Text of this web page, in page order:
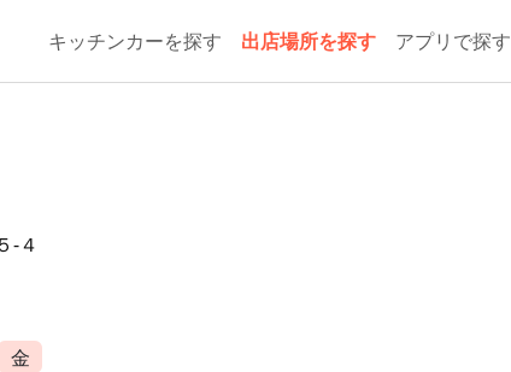
キッチンカーを探す 出店場所を探す アプリで探す
-４
金